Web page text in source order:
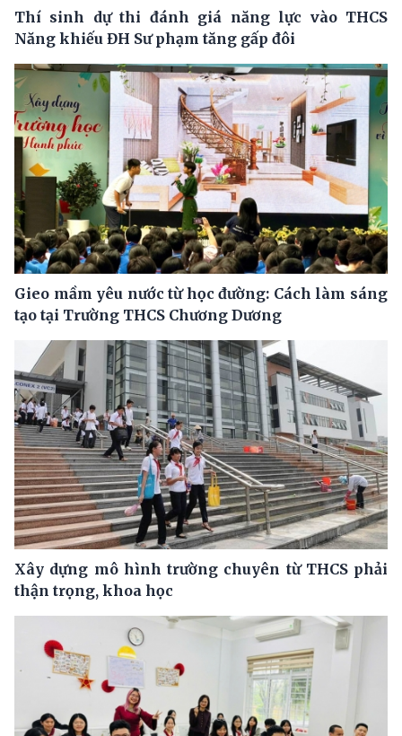
Thí sinh dự thi đánh giá năng lực vào THCS
Năng khiếu ĐH Sư phạm tăng gấp đôi
Gieo mầm yêu nước từ học đường: Cách làm sáng
tạo tại Trường THCS Chương Dương
Xây dựng mô hình trường chuyên từ THCS phải
thận trọng, khoa học